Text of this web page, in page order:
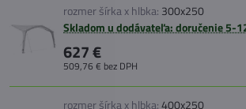
rozmer šírka x hlbka: 300x250
Skladom u dodávateľa: doručenie 5-
627 €
509,76 € bez DPH
rozmer šírka x hlbka:400x250